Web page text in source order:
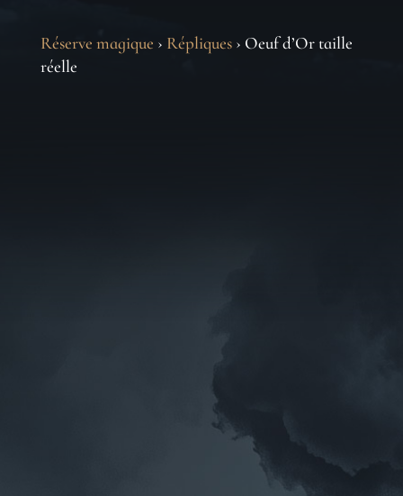
Réserve magique › Répliques› Oeuf d’Or taille
réelle